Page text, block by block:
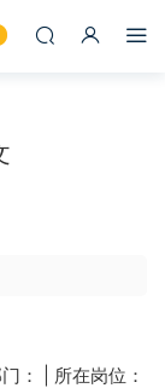
： | 所在岗位：